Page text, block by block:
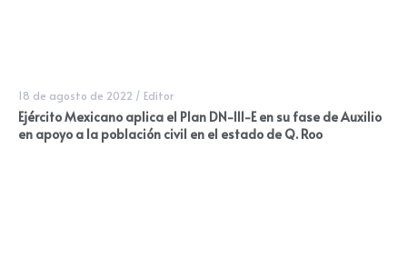
18 de agosto de 2022 / Editor
Ejército Mexicano aplica el Plan DN-III-E en su fase de Auxilio
en apoyo a la población civil en el estado de Q. Roo